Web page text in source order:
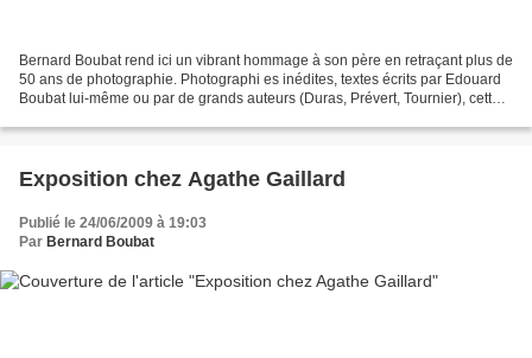
Bernard Boubat rend ici un vibrant hommage à son père en retraçant plus de
50 ans de photographie. Photographi es inédites, textes écrits par Edouard
Boubat lui-même ou par de grands auteurs (Duras, Prévert, Tournier), cette
Exposition chez Agathe Gaillard
Publié le 24/06/2009 à 19:03
Par Bernard Boubat